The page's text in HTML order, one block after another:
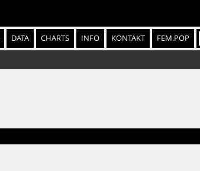
DATA CHARTS INFO KONTAKT FEM.POP